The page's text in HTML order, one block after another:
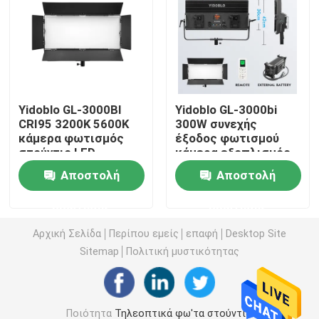
Τηλεοπτικό φως των RGB οδηγήσεων
Φωτογραφία φω'των στούντιο οδηγήσεων
Φω'τα στούντιο των RGB οδηγήσεων
LED Half Moon Light
Φως κινηματογραφικών στούντιο
Yidoblo GL-3000BI
CRI95 3200K 5600K
κάμερα φωτισμός
στούντιο LED
φωτισμός με
barndoors vlogging kit
Αποστολή
Yidoblo GL-3000bi
300W συνεχής
έξοδος φωτισμού
κάμερα εξοπλισμός
στούντιο βίντεο
τηλεόρασης 3200k-
5600k φωτισμός
Αποστολή
Αρχική Σελίδα Περίπου εμείς επαφή
Desktop Site
Sitemap
Πολιτική μυστικότητας
Ποιότητα Τηλεοπτικά φω'τα στούντιο